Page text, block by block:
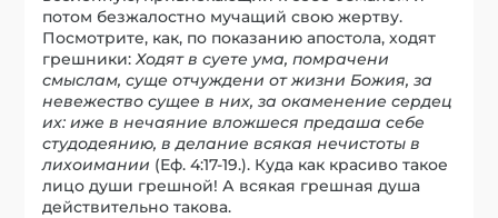
потом безжалостно мучащий свою жертву.
Посмотрите, как, по показанию апостола, ходят
грешники:Ходят в суете ума, помрачени
смыслам, суще отчуждени от жизни Божия, за
невежество сущее в них, за окаменение сердец
их: иже в нечаяние вложшеся предаша себе
студодеянию, в делание всякая нечистоты в
лихоимании (Еф. 4:17-19.). Куда как красиво такое
лицо души грешной! А всякая грешная душа
действительно такова.